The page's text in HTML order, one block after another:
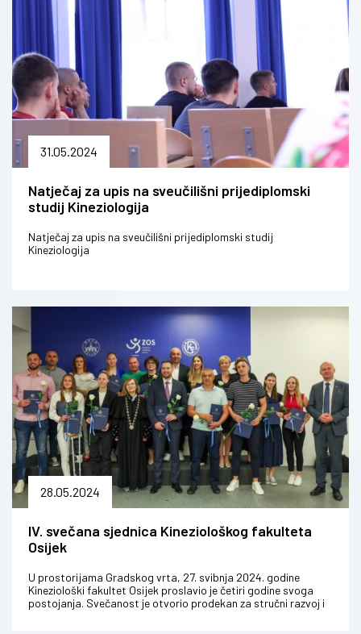
31.05.2024
Natječaj za upis na sveučilišni prijediplomski
studij Kineziologija
Natječaj za upis na sveučilišni prijediplomski studij
Kineziologija
28.05.2024
IV. svečana sjednica Kineziološkog fakulteta
Osijek
U prostorijama Gradskog vrta, 27. svibnja 2024. godine
Kineziološki fakultet Osijek proslavio je četiri godine svoga
postojanja. Svečanost je otvorio prodekan za stručni razvoj i